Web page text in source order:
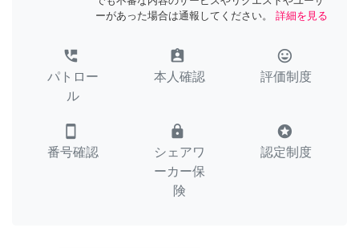
ーがあった場合は通報してください。
詳細を見る
perm_phone_msg
パトロー
ル
assignment_ind
本人確認
tag_faces
評価制度
smartphone
番号確認
lock
シェアワ
ーカー保
険
stars
認定制度